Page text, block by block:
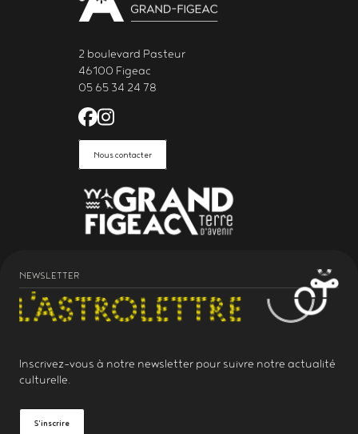
2 boulevard Pasteur
46100 Figeac
05 65 34 24 78
Facebook de l'Astrolabe Grand
Instagram de l'Astrolabe Grand
Nous contacter
NEWSLETTER
Inscrivez-vous à notre newsletter pour suivre notre actualité
culturelle.
S'inscrire